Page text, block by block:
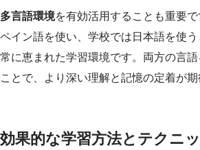
多言語環境を有効活用することも重要
ペイン語を使い、学校では日本語を使
常に恵まれた学習環境です。両方の言
ことで、より深い理解と記憶の定着が期
効果的な学習方法とテクニ